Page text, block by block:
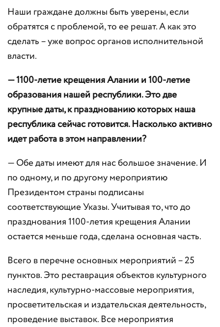
Наши граждане должны быть уверены, если
обратятся с проблемой, то ее решат. А как это
сделать – уже вопрос органов исполнительной
власти.
— 1100-летие крещения Алании и 100-летие
образования нашей республики. Это две
крупные даты, к празднованию которых наша
республика сейчас готовится. Насколько активно
идет работа в этом направлении?
— Обе даты имеют для нас большое значение. И
по одному, и по другому мероприятию
Президентом страны подписаны
соответствующие Указы. Учитывая то, что до
празднования 1100-летия крещения Алании
остается меньше года, сделана основная часть.
Всего в перечне основных мероприятий – 25
пунктов. Это реставрация объектов культурного
наследия, культурно-массовые мероприятия,
просветительская и издательская деятельность,
проведение выставок. Все мероприятия